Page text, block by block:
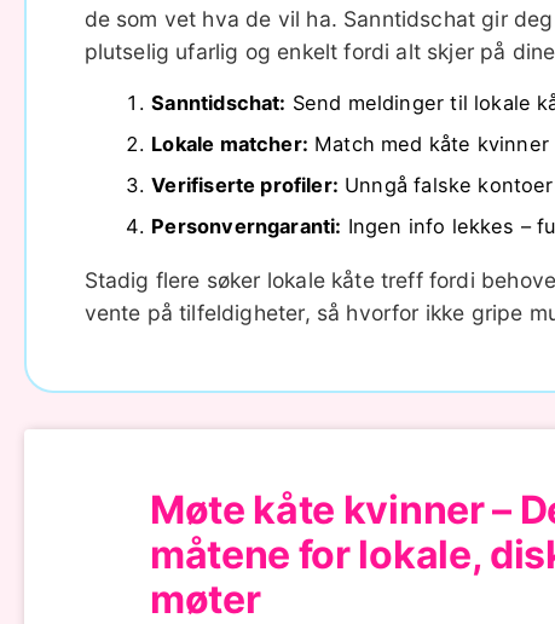
de som vet hva de vil ha. Sanntidschat gir
plutselig ufarlig og enkelt fordi alt skjer på
Sanntidschat: Send meldinger til lokale
Lokale matcher: Match med kåte
Verifiserte profiler: Unngå falske
Personverngaranti: Ingen info lekkes –
Stadig flere søker lokale kåte treff fordi
vente på tilfeldigheter, så hvorfor ikke gripe
Møte kåte kvinner –
måtene for lokale,
møter